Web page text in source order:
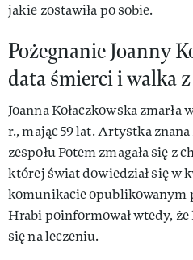
jakie zostawiła po sobie.
Pożegnanie Joanny
data śmierci i walka
Joanna Kołaczkowska zmarła
r., mając 59 lat. Artystka
zespołu Potem zmagała się z
której świat dowiedział się w
komunikacie opublikowanym
Hrabi poinformował wtedy,
się na leczeniu.